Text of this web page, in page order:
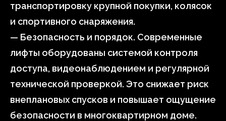
транспортировку крупной покупки, колясок
и спортивного снаряжения.
— Безопасность и порядок. Современные
лифты оборудованы системой контроля
доступа, видеонаблюдением и регулярной
технической проверкой. Это снижает риск
внеплановых спусков и повышает ощущение
безопасности в многоквартирном доме.